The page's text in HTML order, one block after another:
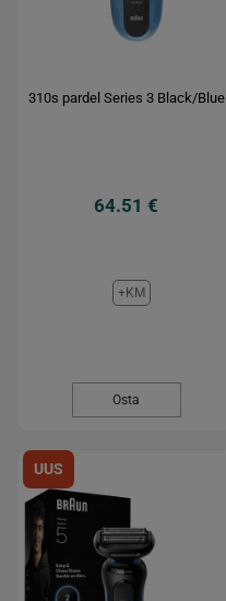
310s pardel Series 3 Black/Blue
64.51 €
+KM
Osta
UUS